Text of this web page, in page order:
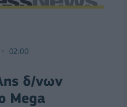
02:00
δ/νων
Mega